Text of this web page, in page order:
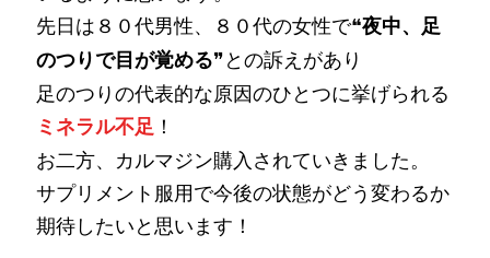
先日は８０代男性、８０代の女性で❝夜中、足
のつりで目が覚める❞との訴えがあり
足のつりの代表的な原因のひとつに挙げられる
ミネラル不足 ！
お二方、カルマジン購入されていきました。
サプリメント服用で今後の状態がどう変わるか
期待したいと思います！